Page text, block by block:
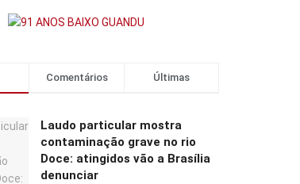
Comentários Últimas
Laudo particular mostra
contaminação grave no rio
Doce: atingidos vão a Brasília
denunciar